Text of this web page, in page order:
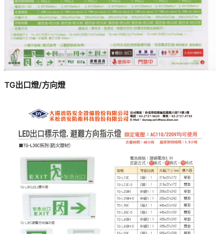
TG出口燈/方向燈